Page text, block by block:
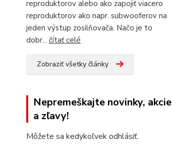
reproduktorov alebo ako zapojiť viacero
reproduktorov ako napr. subwooferov na
jeden výstup zosilňovača. Načo je to
dobr... čítať celé
Zobraziť všetky články
Nepremeškajte novinky, akcie
a zľavy!
Môžete sa kedykoľvek odhlásiť.